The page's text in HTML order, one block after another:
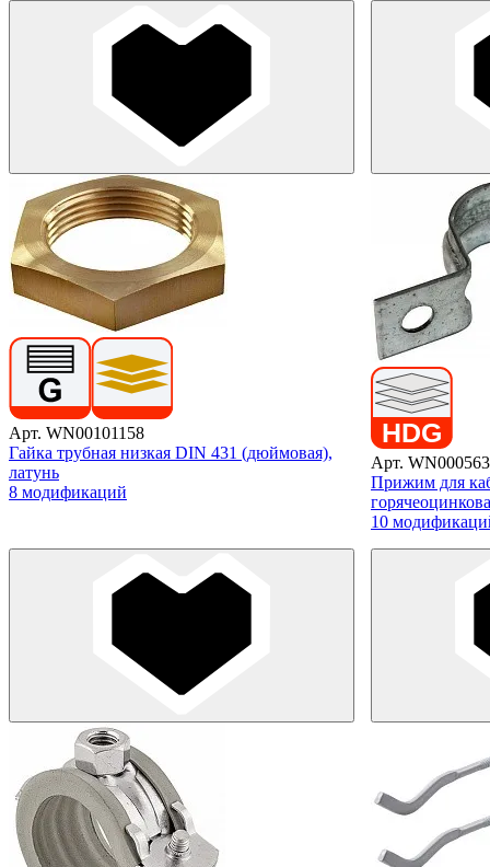
Арт. WN00101158
Гайка трубная низкая DIN 431 (дюймовая),
латунь
8 модификаций
Арт.
Прижим для
10